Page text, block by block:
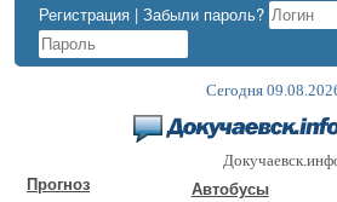
Регистрация | Забыли пароль?
Сегодня
Прогноз
Автобусы